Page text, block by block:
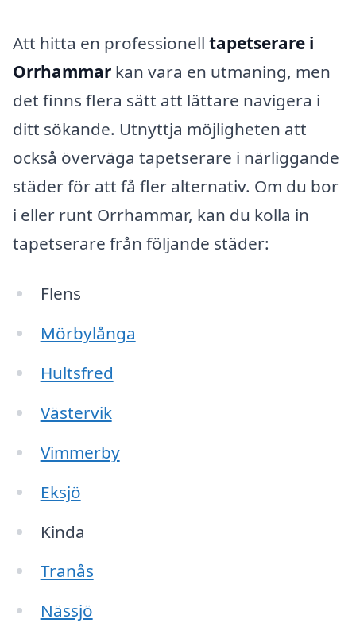
Att hitta en professionell tapetserare i
Orrhammar kan vara en utmaning, men
det finns flera sätt att lättare navigera i
ditt sökande. Utnyttja möjligheten att
också överväga tapetserare i närliggande
städer för att få fler alternativ. Om du bor
i eller runt Orrhammar, kan du kolla in
tapetserare från följande städer:
Flens
Mörbylånga
Hultsfred
Västervik
Vimmerby
Eksjö
Kinda
Tranås
Nässjö